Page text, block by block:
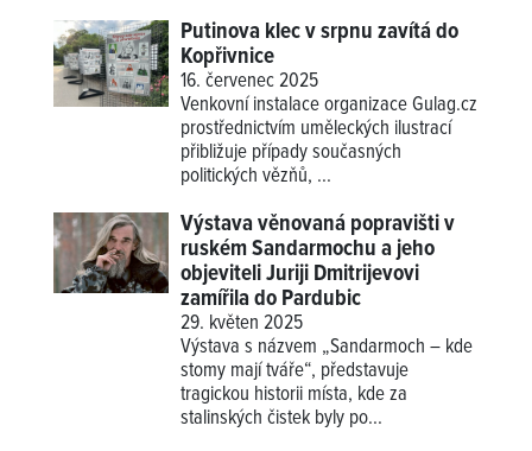
Putinova klec v srpnu zavítá do
Kopřivnice
16. červenec 2025
Venkovní instalace organizace Gulag.cz
prostřednictvím uměleckých ilustrací
přibližuje případy současných
politických vězňů, ...
Výstava věnovaná popravišti v
ruském Sandarmochu a jeho
objeviteli Juriji Dmitrijevovi
zamířila do Pardubic
29. květen 2025
Výstava s názvem „Sandarmoch – kde
stomy mají tváře“, představuje
tragickou historii místa, kde za
stalinských čistek byly po...